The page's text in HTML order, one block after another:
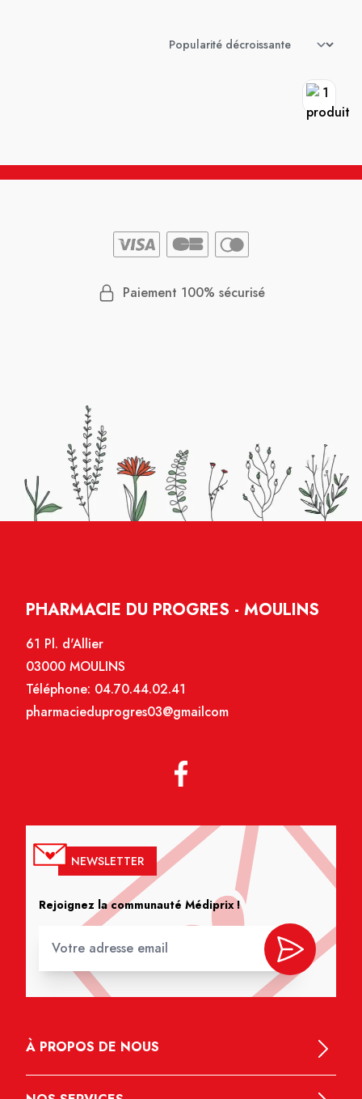
Paiement 100% sécurisé
PHARMACIE DU PROGRES - MOULINS
61 Pl. d'Allier
03000 MOULINS
Téléphone: 04.70.44.02.41
pharmacieduprogres03@gmailcom
NEWSLETTER
Rejoignez la communauté Médiprix !
À PROPOS DE NOUS